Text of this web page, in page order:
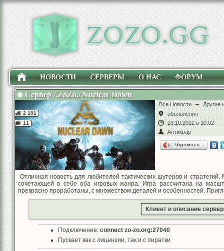
НОВОСТИ СЕРВЕРЫ О НАС ФОРУМ
Сервер /.ZoZo./ Nuclear Dawn
Все Новости ➨
Другие
объявления
23.10.2012 в 10:02
Антиквар
Поделиться…
Отличная новость для любителей тактических шутеров и
сочетающей в себе оба игровых жанра. Игра рассчитана на
прекрасно проработаны, с множеством деталей и особенностей.
Клиент и описание
Подключение: connect zo-zo.org:27040
Пускает как с лицензии, так и с пиратки
2 101
11